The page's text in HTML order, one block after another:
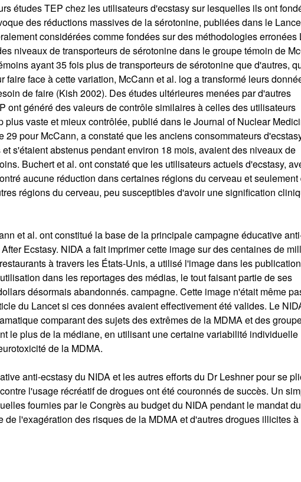
études TEP chez les utilisateurs d'ecstasy sur lesquelles ils ont
des réductions massives de la sérotonine, publiées dans le
considérées comme fondées sur des méthodologies erronées
niveaux de transporteurs de sérotonine dans le groupe témoin de
ayant 35 fois plus de transporteurs de sérotonine que d'autres,
face à cette variation, McCann et al. log a transformé leurs
de faire (Kish 2002). Des études ultérieures menées par d'autres
ont généré des valeurs de contrôle similaires à celles des utilisateurs
vaste et mieux contrôlée, publié dans le Journal of Nuclear
29 pour McCann, a constaté que les anciens consommateurs
s'étaient abstenus pendant environ 18 mois, avaient des niveaux de
Buchert et al. ont constaté que les utilisateurs actuels d'ecstasy,
aucune réduction dans certaines régions du cerveau et seulement
régions du cerveau, peu susceptibles d'avoir une signification
et al. ont constitué la base de la principale campagne éducative
Ecstasy. NIDA a fait imprimer cette image sur des centaines de
à travers les États-Unis, a utilisé l'image dans les
dans les reportages des médias, le tout faisant partie de ses
désormais abandonnés. campagne. Cette image n'était même
du Lancet si ces données avaient effectivement été valides. Le
comparant des sujets des extrêmes de la MDMA et des
le plus de la médiane, en utilisant une certaine variabilité individuelle
de la MDMA.
anti-ecstasy du NIDA et les autres efforts du Dr Leshner pour se
l'usage récréatif de drogues ont été couronnés de succès. Un
fournies par le Congrès au budget du NIDA pendant le mandat
l'exagération des risques de la MDMA et d'autres drogues illicites